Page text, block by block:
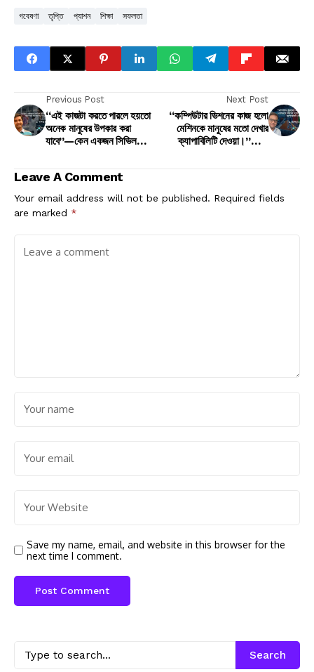
গবেষণা তৃপ্তি প্যাশন শিক্ষা সফলতা
Previous Post
“এই কাজটা করতে পারলে হয়তো
অনেক মানুষের উপকার করা
যাবে”—কেন একজন সিভিল
Next Post
“কম্পিউটার ভিশনের কাজ হলো
মেশিনকে মানুষের মতো দেখার
ক্যাপাবিলিটি দেওয়া।”—ড.
Leave A Comment
Your email address will not be published. Required fields
are marked *
Save my name, email, and website in this browser for the
next time I comment.
Search